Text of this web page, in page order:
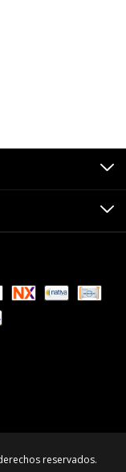
reservados.